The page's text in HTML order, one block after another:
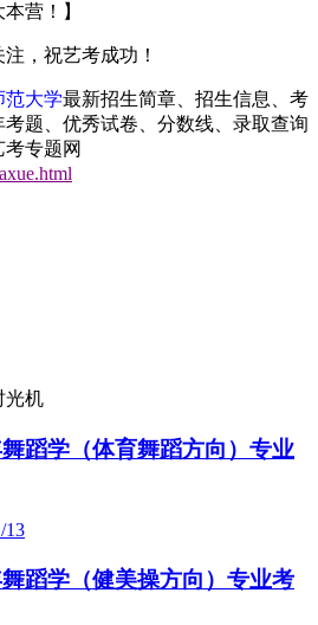
营！】
，祝艺考成功！
范大学最新招生简章、招生信息、考
题、优秀试卷、分数线、录取查询
考专题网
光机
蹈学（体育舞蹈方向）专业
13
蹈学（健美操方向）专业考